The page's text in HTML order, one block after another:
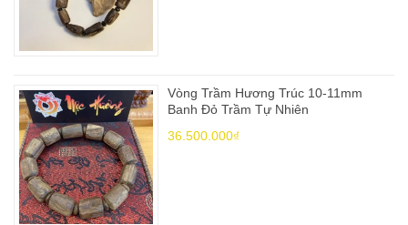
Vòng Trầm Hương Trúc 10-11mm
Banh Đỏ Trầm Tự Nhiên
36.500.000₫